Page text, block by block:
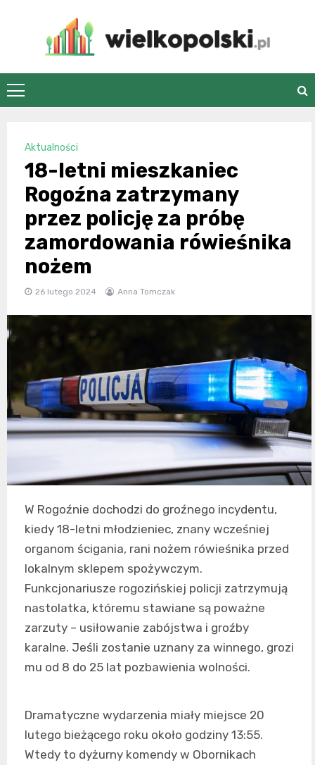
wielkopolski.pl
Aktualności
18-letni mieszkaniec
Rogoźna zatrzymany
przez policję za próbę
zamordowania rówieśnika
nożem
26 lutego 2024 Anna Tomczak
W Rogoźnie dochodzi do groźnego incydentu,
kiedy 18-letni młodzieniec, znany wcześniej
organom ścigania, rani nożem rówieśnika przed
lokalnym sklepem spożywczym.
Funkcjonariusze rogozińskiej policji zatrzymują
nastolatka, któremu stawiane są poważne
zarzuty – usiłowanie zabójstwa i groźby
karalne. Jeśli zostanie uznany za winnego, grozi
mu od 8 do 25 lat pozbawienia wolności.
Dramatyczne wydarzenia miały miejsce 20
lutego bieżącego roku około godziny 13:55.
Wtedy to dyżurny komendy w Obornikach